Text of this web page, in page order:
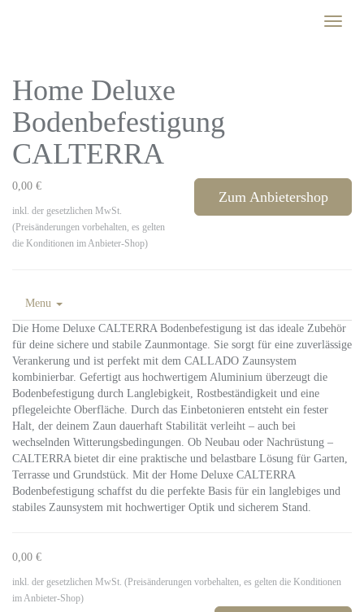
Toggle
Home Deluxe
Bodenbefestigung
CALTERRA
0,00 €
inkl. der gesetzlichen MwSt.
(Preisänderungen vorbehalten, es gelten
die Konditionen im Anbieter-Shop)
Zum Anbietershop
Menu
Die Home Deluxe CALTERRA Bodenbefestigung ist das ideale Zubehör
für deine sichere und stabile Zaunmontage. Sie sorgt für eine zuverlässige
Verankerung und ist perfekt mit dem CALLADO Zaunsystem
kombinierbar. Gefertigt aus hochwertigem Aluminium überzeugt die
Bodenbefestigung durch Langlebigkeit, Rostbeständigkeit und eine
pflegeleichte Oberfläche. Durch das Einbetonieren entsteht ein fester
Halt, der deinem Zaun dauerhaft Stabilität verleiht – auch bei
wechselnden Witterungsbedingungen. Ob Neubau oder Nachrüstung –
CALTERRA bietet dir eine praktische und belastbare Lösung für Garten,
Terrasse und Grundstück. Mit der Home Deluxe CALTERRA
Bodenbefestigung schaffst du die perfekte Basis für ein langlebiges und
stabiles Zaunsystem mit hochwertiger Optik und sicherem Stand.
0,00 €
inkl. der gesetzlichen MwSt. (Preisänderungen vorbehalten, es gelten die Konditionen
im Anbieter-Shop)